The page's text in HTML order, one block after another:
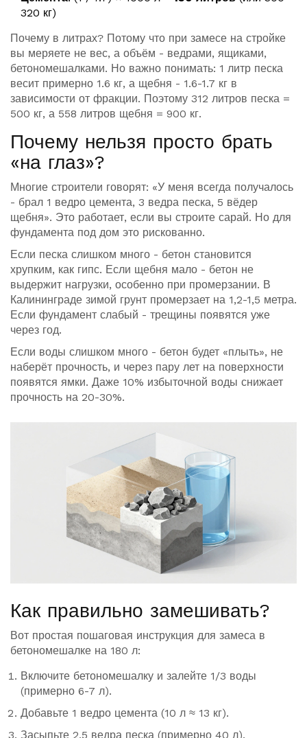
320 кг)
Почему в литрах? Потому что при замесе на стройке
вы меряете не вес, а объём - ведрами, ящиками,
бетономешалками. Но важно понимать: 1 литр песка
весит примерно 1.6 кг, а щебня - 1.6-1.7 кг в
зависимости от фракции. Поэтому 312 литров песка =
500 кг, а 558 литров щебня = 900 кг.
Почему нельзя просто брать
«на глаз»?
Многие строители говорят: «У меня всегда получалось
- брал 1 ведро цемента, 3 ведра песка, 5 вёдер
щебня». Это работает, если вы строите сарай. Но для
фундамента под дом это рискованно.
Если песка слишком много - бетон становится
хрупким, как гипс. Если щебня мало - бетон не
выдержит нагрузки, особенно при промерзании. В
Калининграде зимой грунт промерзает на 1,2-1,5 метра.
Если фундамент слабый - трещины появятся уже
через год.
Если воды слишком много - бетон будет «плыть», не
наберёт прочность, и через пару лет на поверхности
появятся ямки. Даже 10% избыточной воды снижает
прочность на 20-30%.
Как правильно замешивать?
Вот простая пошаговая инструкция для замеса в
бетономешалке на 180 л:
Включите бетономешалку и залейте 1/3 воды
(примерно 6-7 л).
Добавьте 1 ведро цемента (10 л ≈ 13 кг).
Засыпьте 2,5 ведра песка (примерно 40 л).